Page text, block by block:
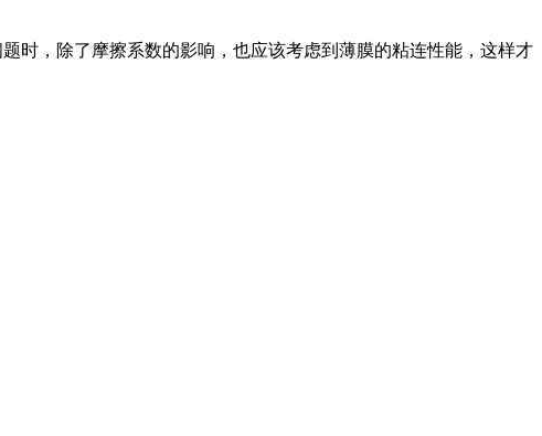
时，除了摩擦系数的影响，也应该考虑到薄膜的粘连性能，这样才